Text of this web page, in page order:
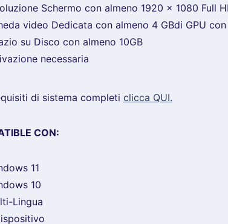
Schermo con almeno 1920 x 1080 Full
video Dedicata con almeno 4 GBdi GPU
su Disco con almeno 10GB
necessaria
di sistema completi clicca QUI.
CON:
11
10
Lingua